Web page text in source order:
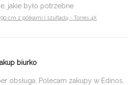
jakie było potrzebne
cm z półkami i szufladą - Torres 4X
biurko
obsługa. Polecam zakupy w Edinos.